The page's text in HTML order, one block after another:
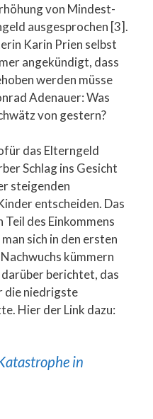
von Mindest-
ausgesprochen [3].
Karin Prien selbst
angekündigt, dass
werden müsse
Adenauer: Was
von gestern?
das Elterngeld
Schlag ins Gesicht
steigenden
entscheiden. Das
des Einkommens
sich in den ersten
kümmern
berichtet, das
die niedrigste
Hier der Link dazu:
in